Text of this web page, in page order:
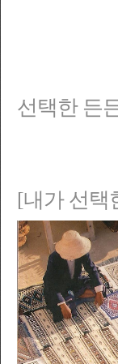
선택한 든
[내가 선택